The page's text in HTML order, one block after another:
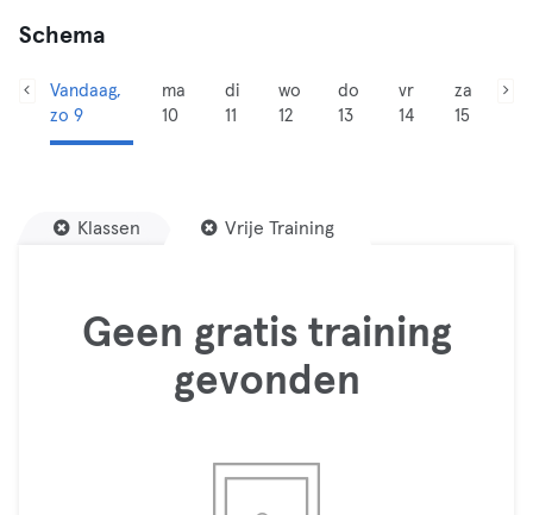
Schema
Vandaag,
zo 9
ma
10
di
11
wo
12
do
13
vr
14
za
15
Klassen Vrije Training
Geen gratis training
gevonden